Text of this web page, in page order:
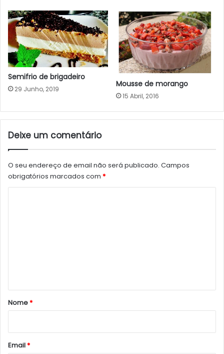
Semifrio de brigadeiro
29 Junho, 2019 Mousse de morango
15 Abril, 2016
Deixe um comentário
O seu endereço de email não será publicado. Campos
obrigatórios marcados com *
r
*
Nome*
Email*